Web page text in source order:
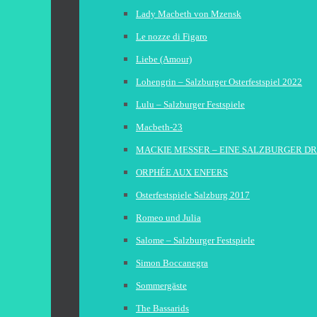
Lady Macbeth von Mzensk
Le nozze di Figaro
Liebe (Amour)
Lohengrin – Salzburger Osterfestspiel 2022
Lulu – Salzburger Festspiele
Macbeth-23
MACKIE MESSER – EINE SALZBURGER
ORPHÉE AUX ENFERS
Osterfestspiele Salzburg 2017
Romeo und Julia
Salome – Salzburger Festspiele
Simon Boccanegra
Sommergäste
The Bassarids